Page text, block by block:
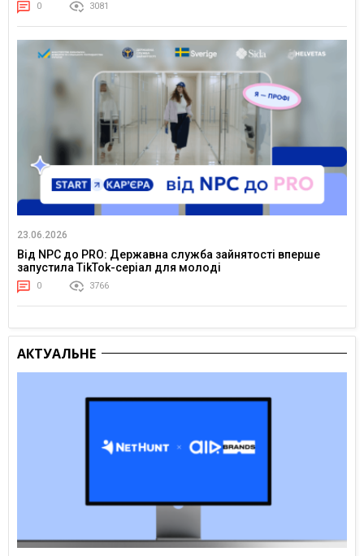
0 3081
23.06.2026
Від NPC до PRO: Державна служба зайнятості вперше
запустила TikTok-серіал для молоді
0 3766
АКТУАЛЬНЕ